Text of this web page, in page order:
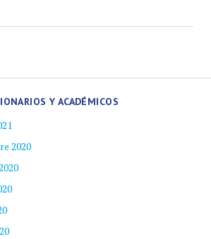
Y ACADÉMICOS
2020